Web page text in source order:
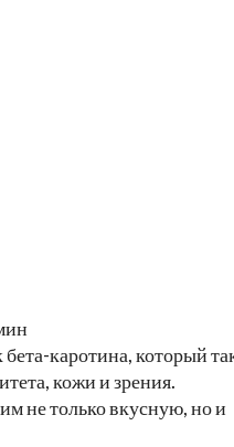
каротина, который
кожи и зрения.
не только вкусную, но и